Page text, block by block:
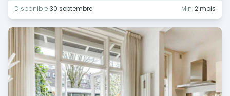
Disponible 30 septembre Min.2 mois